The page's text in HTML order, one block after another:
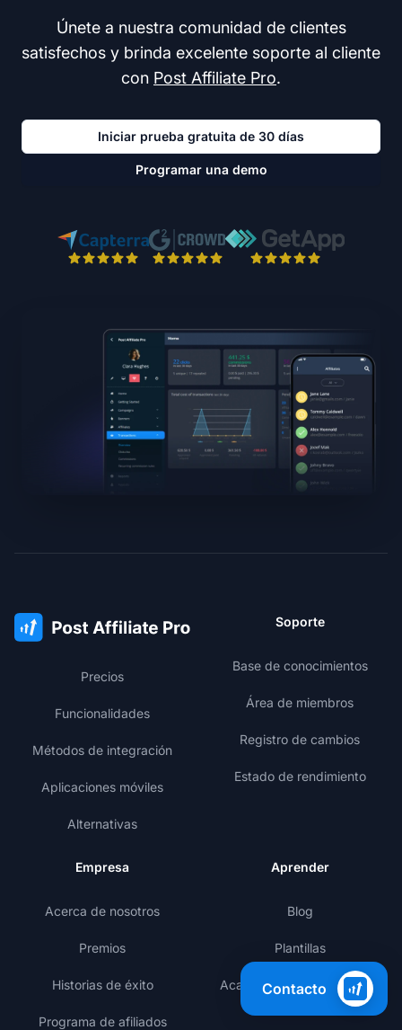
Únete a nuestra comunidad de clientes
satisfechos y brinda excelente soporte al cliente
con Post Affiliate Pro.
Iniciar prueba gratuita de 30 días
Programar una demo
Precios
Funcionalidades
Métodos de integración
Aplicaciones móviles
Alternativas
Soporte
Base de conocimientos
Área de miembros
Registro de cambios
Estado de rendimiento
Empresa
Acerca de nosotros
Premios
Historias de éxito
Programa de afiliados
Aprender
Blog
Plantillas
Academia de marketing de
Contacto